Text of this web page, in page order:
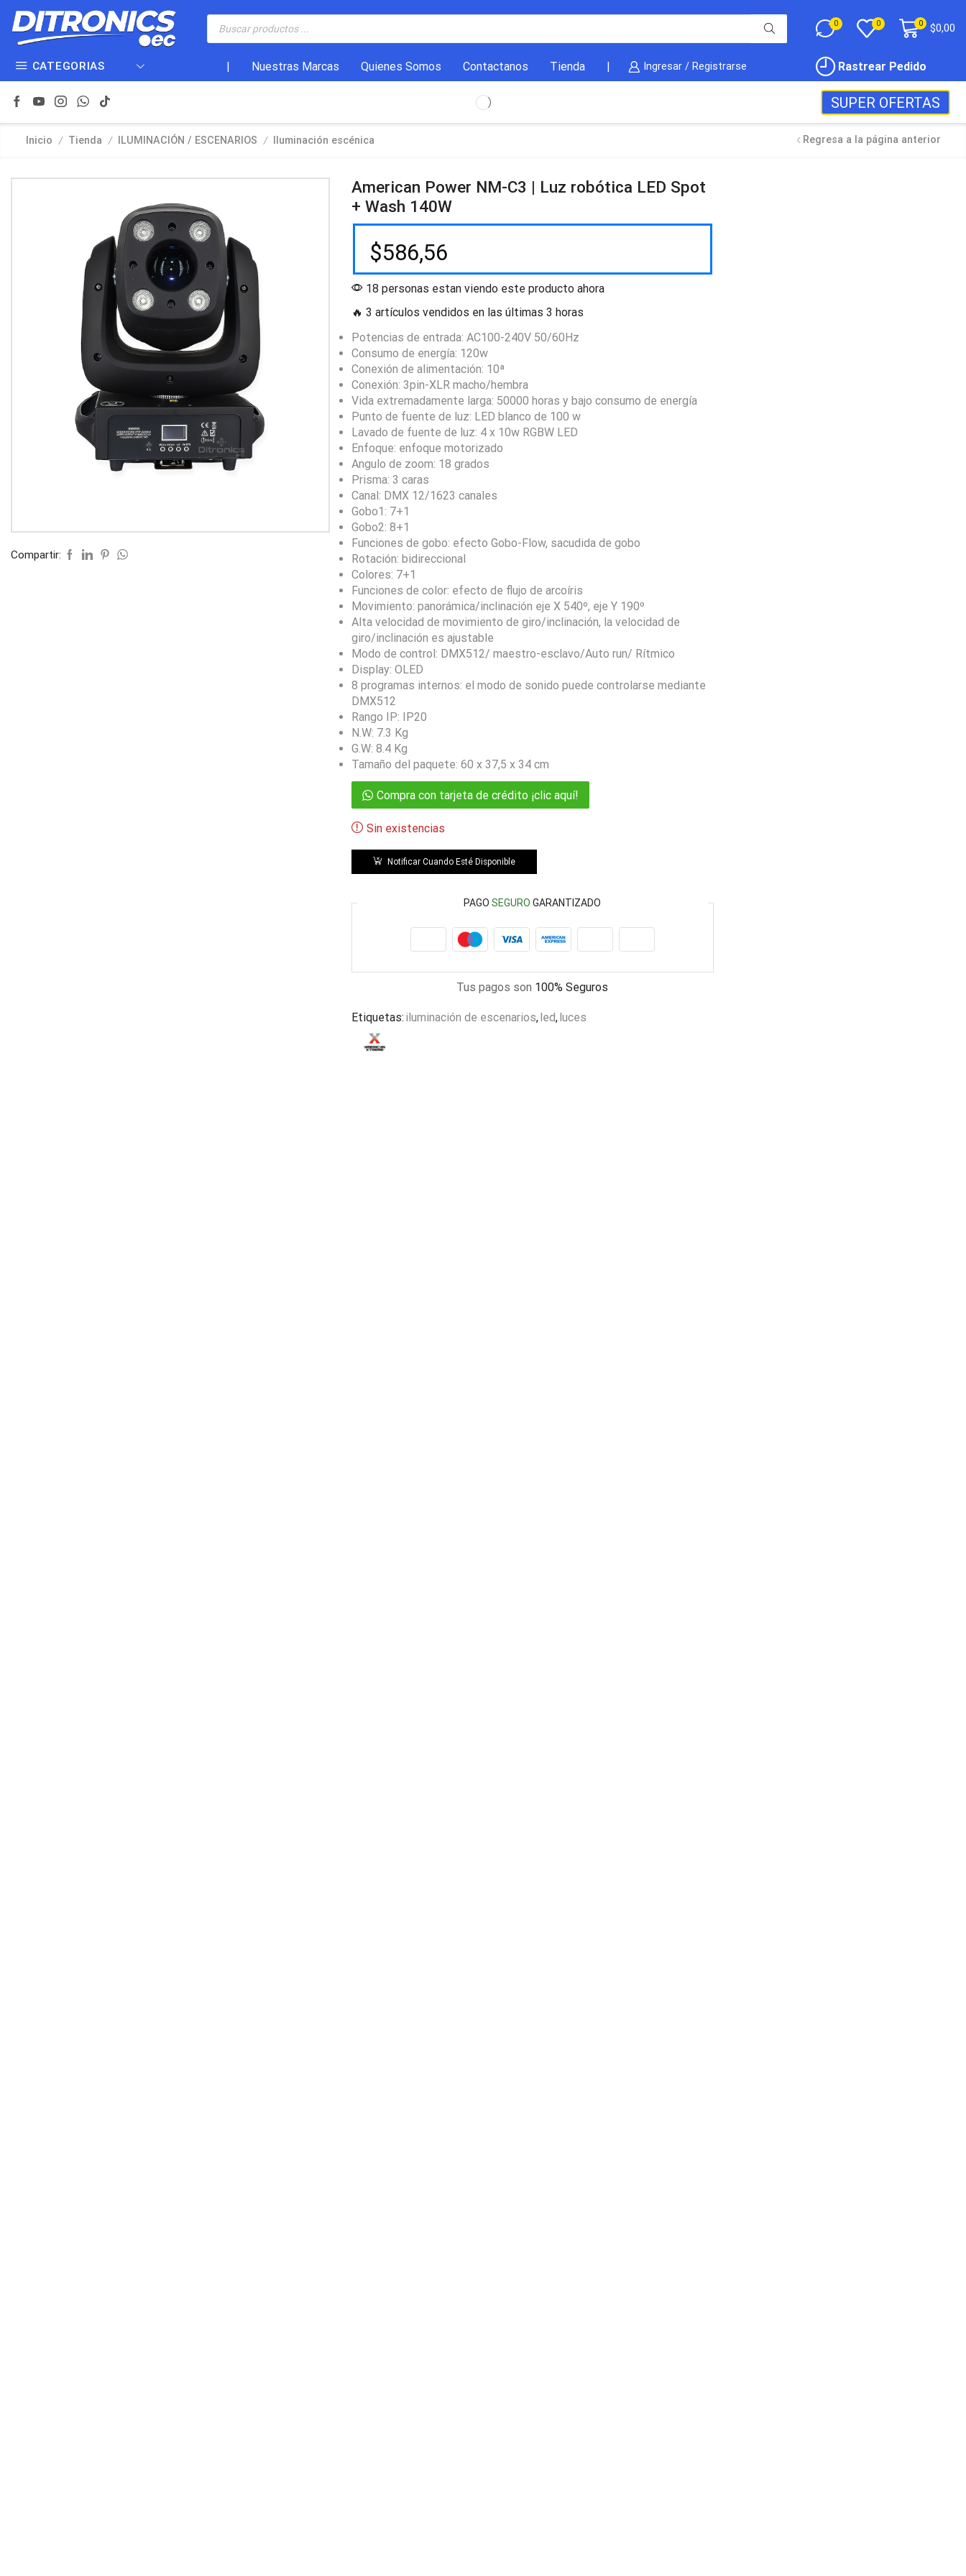
0 0 0 $0,00
CATEGORIAS Nuestras Marcas Quienes Somos Contactanos Tienda Ingresar / Registrarse Rastrear Pedido
SUPER OFERTAS
Inicio / Tienda / ILUMINACIÓN / ESCENARIOS / Iluminación escénica Regresa a la página anterior
Compartir:
American Power NM-C3 | Luz robótica LED Spot
+ Wash 140W
$586,56
18 personas estan viendo este producto ahora
🔥 3 artículos vendidos en las últimas 3 horas
Potencias de entrada: AC100-240V 50/60Hz
Consumo de energía: 120w
Conexión de alimentación: 10ª
Conexión: 3pin-XLR macho/hembra
Vida extremadamente larga: 50000 horas y bajo consumo de energía
Punto de fuente de luz: LED blanco de 100 w
Lavado de fuente de luz: 4 x 10w RGBW LED
Enfoque: enfoque motorizado
Angulo de zoom: 18 grados
Prisma: 3 caras
Canal: DMX 12/1623 canales
Gobo1: 7+1
Gobo2: 8+1
Funciones de gobo: efecto Gobo-Flow, sacudida de gobo
Rotación: bidireccional
Colores: 7+1
Funciones de color: efecto de flujo de arcoíris
Movimiento: panorámica/inclinación eje X 540º, eje Y 190º
Alta velocidad de movimiento de giro/inclinación, la velocidad de
giro/inclinación es ajustable
Modo de control: DMX512/ maestro-esclavo/Auto run/ Rítmico
Display: OLED
8 programas internos: el modo de sonido puede controlarse mediante
DMX512
Rango IP: IP20
N.W: 7.3 Kg
G.W: 8.4 Kg
Tamaño del paquete: 60 x 37,5 x 34 cm
Compra con tarjeta de crédito ¡clic aquí!
Sin existencias
Notificar Cuando Esté Disponible
PAGOSEGURO GARANTIZADO
Tus pagos son 100% Seguros
Etiquetas: iluminación de escenarios, led, luces